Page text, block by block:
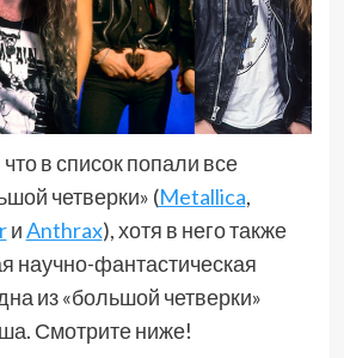
в список попали все
четверки» (Metallica,
иAnthrax), хотя в него также
научно-фантастическая
из «большой четверки»
Смотрите ниже!